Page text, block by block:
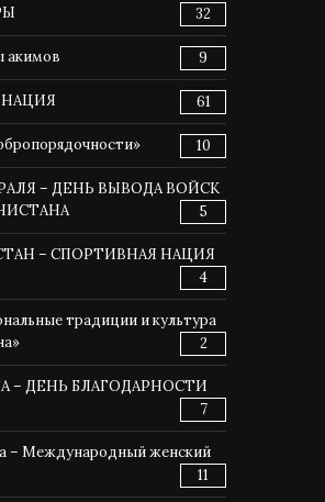
32
акимов 9
61
10
– ДЕНЬ ВЫВОДА ВОЙСК
5
– СПОРТИВНАЯ НАЦИЯ
4
традиции и культура
2
– ДЕНЬ БЛАГОДАРНОСТИ
7
– Международный женский
11